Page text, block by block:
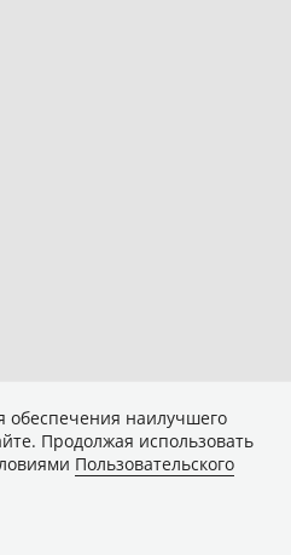
обеспечения наилучшего
Продолжая использовать
Пользовательского